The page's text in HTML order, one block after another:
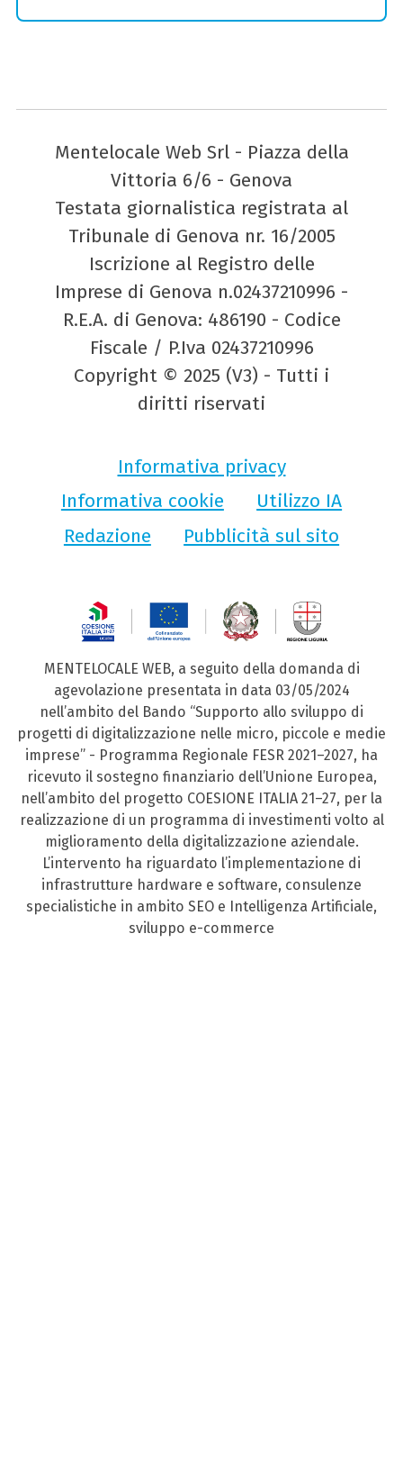
Mentelocale Web Srl - Piazza della
Vittoria 6/6 - Genova
Testata giornalistica registrata al
Tribunale di Genova nr. 16/2005
Iscrizione al Registro delle
Imprese di Genova n.02437210996 -
R.E.A. di Genova: 486190 - Codice
Fiscale / P.Iva 02437210996
Copyright © 2025 (V3) - Tutti i
diritti riservati
Informativa privacy
Informativa cookie
Utilizzo IA
Redazione
Pubblicità sul sito
MENTELOCALE WEB, a seguito della domanda di
agevolazione presentata in data 03/05/2024
nell’ambito del Bando “Supporto allo sviluppo di
progetti di digitalizzazione nelle micro, piccole e medie
imprese” - Programma Regionale FESR 2021–2027, ha
ricevuto il sostegno finanziario dell’Unione Europea,
nell’ambito del progetto COESIONE ITALIA 21–27, per la
realizzazione di un programma di investimenti volto al
miglioramento della digitalizzazione aziendale.
L’intervento ha riguardato l’implementazione di
infrastrutture hardware e software, consulenze
specialistiche in ambito SEO e Intelligenza Artificiale,
sviluppo e-commerce